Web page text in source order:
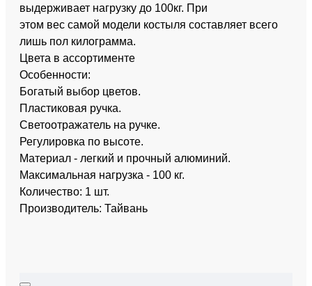
выдерживает нагрузку до 100кг. При
этом вес самой модели костыля составляет всего
лишь пол килограмма.
Цвета в ассортименте
Особенности:
Богатый выбор цветов.
Пластиковая ручка.
Светоотражатель на ручке.
Регулировка по высоте.
Материал - легкий и прочный алюминий.
Максимальная нагрузка - 100 кг.
Количество: 1 шт.
Производитель: Тайвань